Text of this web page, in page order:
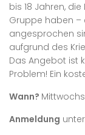
bis 18 Jahren,
Gruppe haben –
angesprochen
aufgrund des
Das Angebot ist
Problem! Ein
Wann? Mittwochs
Anmeldung unter